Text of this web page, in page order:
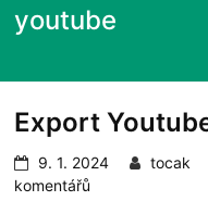
zajímavých
produktů
na
ně.
youtube
Export
9. 1. 2024 tocak
komentářů